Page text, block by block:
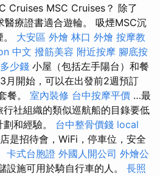
Cruises MSC Cruises？ 除了
療證書適合遊輪。 吸煙MSC沉
大安區 外燴 林口 外燴 按摩教
中文 撥筋美容 附近按摩 腳底按
少錢 小屋（包括左手陽台）和餐
月開始，可以在出發前2週預訂
餐。 室內裝修 台中按摩平價 …最
社組織的類似巡航船的目錄要低
和經驗。 台中整骨價錢 local
是招待會，WiFi，停車位，安全
卡式台胞證 外國人開公司 外燴公
設施可用於騎自行車的人。 長照